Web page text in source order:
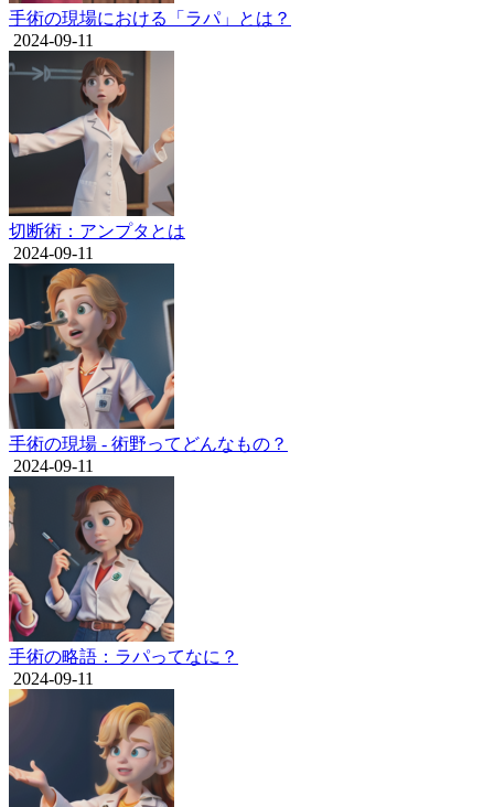
手術の現場における「ラパ」とは？
2024-09-11
切断術：アンプタとは
2024-09-11
手術の現場 - 術野ってどんなもの？
2024-09-11
手術の略語：ラパってなに？
2024-09-11